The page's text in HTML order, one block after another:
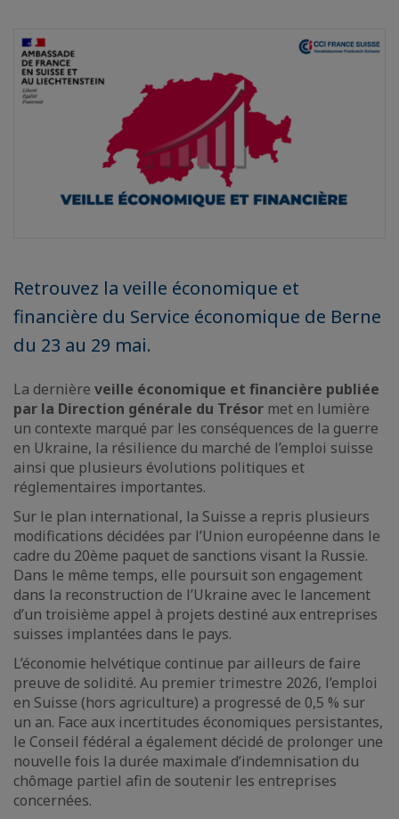
Retrouvez la veille économique et
financière du Service économique de Berne
du 23 au 29 mai.
La dernière veille économique et financière publiée
par la Direction générale du Trésor met en lumière
un contexte marqué par les conséquences de la guerre
en Ukraine, la résilience du marché de l’emploi suisse
ainsi que plusieurs évolutions politiques et
réglementaires importantes.
Sur le plan international, la Suisse a repris plusieurs
modifications décidées par l’Union européenne dans le
cadre du 20ème paquet de sanctions visant la Russie.
Dans le même temps, elle poursuit son engagement
dans la reconstruction de l’Ukraine avec le lancement
d’un troisième appel à projets destiné aux entreprises
suisses implantées dans le pays.
L’économie helvétique continue par ailleurs de faire
preuve de solidité. Au premier trimestre 2026, l’emploi
en Suisse (hors agriculture) a progressé de 0,5 % sur
un an. Face aux incertitudes économiques persistantes,
le Conseil fédéral a également décidé de prolonger une
nouvelle fois la durée maximale d’indemnisation du
chômage partiel afin de soutenir les entreprises
concernées.